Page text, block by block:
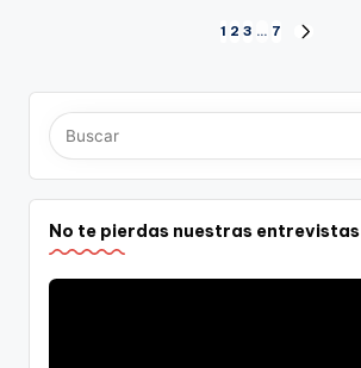
Paginación
de
entradas
1 2 3 … 7
No te pierdas nuestras entrevistas